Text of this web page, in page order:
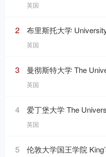
英国
2 布里斯托大学
英国
3 曼彻斯特大学 The
英国
4 爱丁堡大学 The
英国
5 伦敦大学国王学院